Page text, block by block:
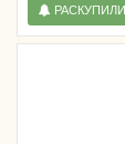
РАСКУПИЛИ